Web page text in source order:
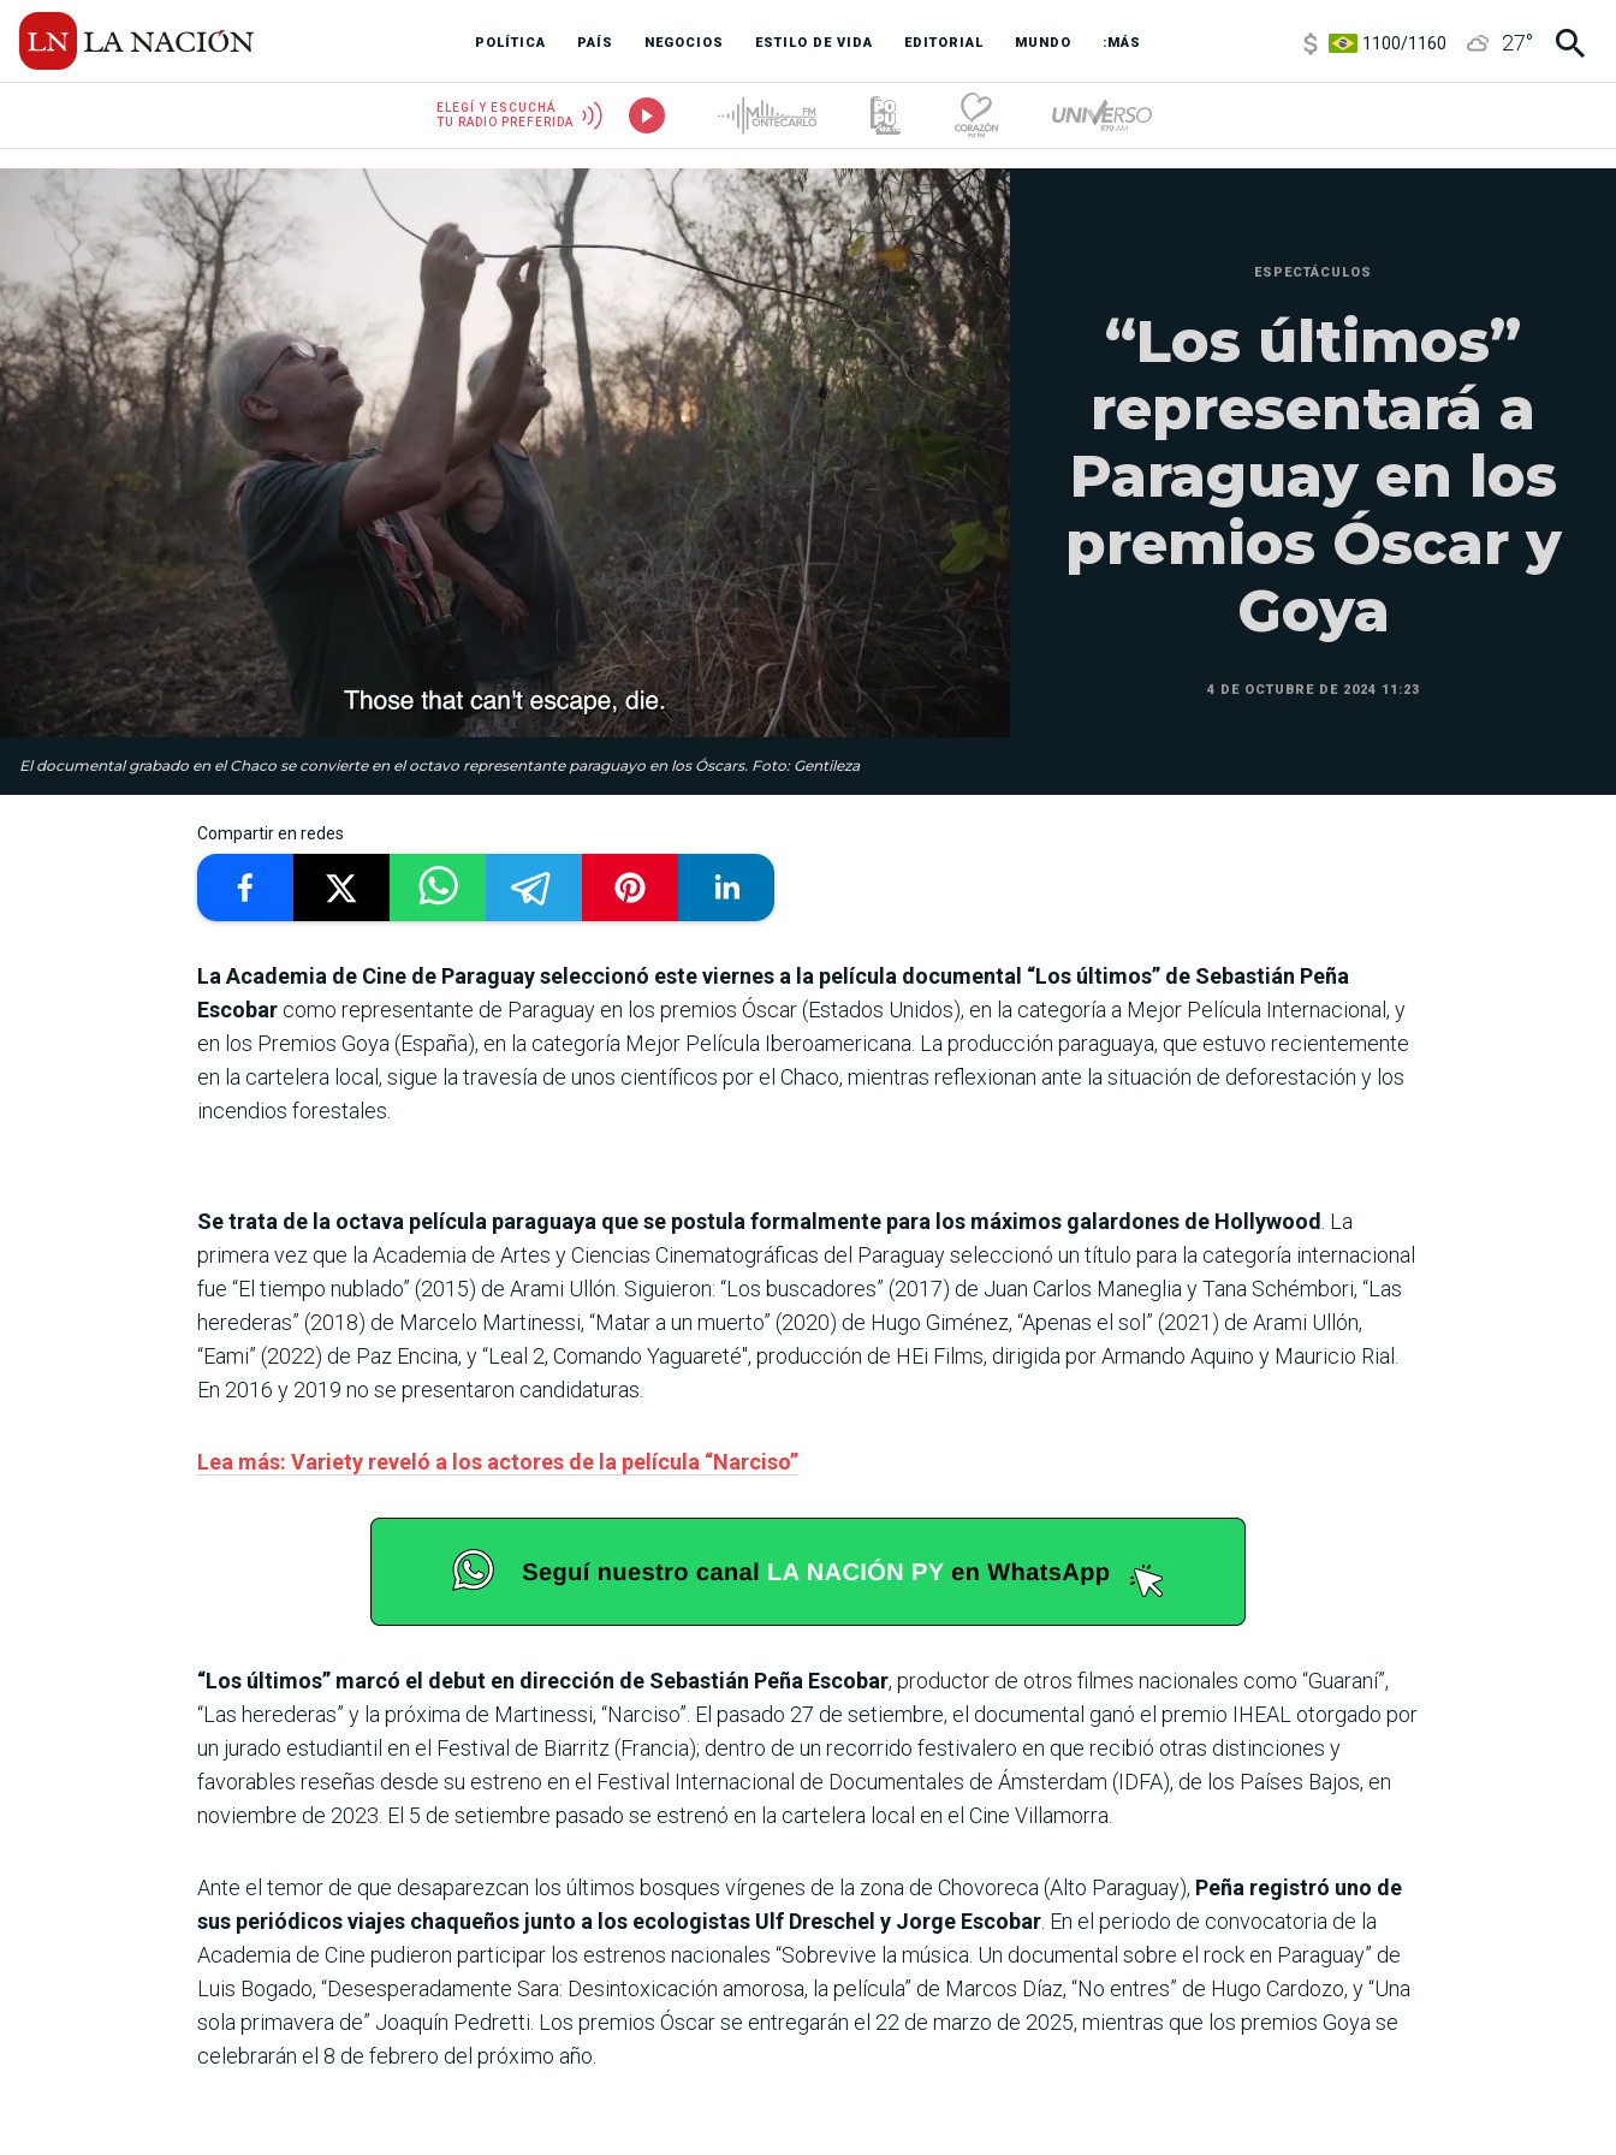
POLÍTICA PAÍS NEGOCIOS ESTILO DE VIDA EDITORIAL MUNDO :MÁS
3,8/4
27°
ELEGÍ Y ESCUCHÁ
TU RADIO PREFERIDA
El documental grabado en el Chaco se convierte en el octavo representante paraguayo en los Óscars. Foto: Gentileza
ESPECTÁCULOS
“Los últimos”
representará a
Paraguay en los
premios Óscar y
Goya
4 DE OCTUBRE DE 2024 11:23
Compartir en redes
La Academia de Cine de Paraguay seleccionó este viernes a la película documental “Los últimos” de Sebastián Peña
Escobar como representante de Paraguay en los premios Óscar (Estados Unidos), en la categoría a Mejor Película Internacional, y
en los Premios Goya (España), en la categoría Mejor Película Iberoamericana. La producción paraguaya, que estuvo recientemente
en la cartelera local, sigue la travesía de unos científicos por el Chaco, mientras reflexionan ante la situación de deforestación y los
incendios forestales.
Se trata de la octava película paraguaya que se postula formalmente para los máximos galardones de Hollywood . La
primera vez que la Academia de Artes y Ciencias Cinematográficas del Paraguay seleccionó un título para la categoría internacional
fue “El tiempo nublado” (2015) de Arami Ullón. Siguieron: “Los buscadores” (2017) de Juan Carlos Maneglia y Tana Schémbori, “Las
herederas” (2018) de Marcelo Martinessi, “Matar a un muerto” (2020) de Hugo Giménez, “Apenas el sol” (2021) de Arami Ullón,
“Eami” (2022) de Paz Encina, y “Leal 2, Comando Yaguareté″, producción de HEi Films, dirigida por Armando Aquino y Mauricio Rial.
En 2016 y 2019 no se presentaron candidaturas.
Lea más: Variety reveló a los actores de la película “Narciso”
“Los últimos” marcó el debut en dirección de Sebastián Peña Escobar, productor de otros filmes nacionales como “Guaraní”,
“Las herederas” y la próxima de Martinessi, “Narciso”. El pasado 27 de setiembre, el documental ganó el premio IHEAL otorgado por
un jurado estudiantil en el Festival de Biarritz (Francia); dentro de un recorrido festivalero en que recibió otras distinciones y
favorables reseñas desde su estreno en el Festival Internacional de Documentales de Ámsterdam (IDFA), de los Países Bajos, en
noviembre de 2023. El 5 de setiembre pasado se estrenó en la cartelera local en el Cine Villamorra.
Ante el temor de que desaparezcan los últimos bosques vírgenes de la zona de Chovoreca (Alto Paraguay), Peña registró uno de
sus periódicos viajes chaqueños junto a los ecologistas Ulf Dreschel y Jorge Escobar . En el periodo de convocatoria de la
Academia de Cine pudieron participar los estrenos nacionales “Sobrevive la música. Un documental sobre el rock en Paraguay” de
Luis Bogado, “Desesperadamente Sara: Desintoxicación amorosa, la película” de Marcos Díaz, “No entres” de Hugo Cardozo, y “Una
sola primavera de” Joaquín Pedretti. Los premios Óscar se entregarán el 22 de marzo de 2025, mientras que los premios Goya se
celebrarán el 8 de febrero del próximo año.